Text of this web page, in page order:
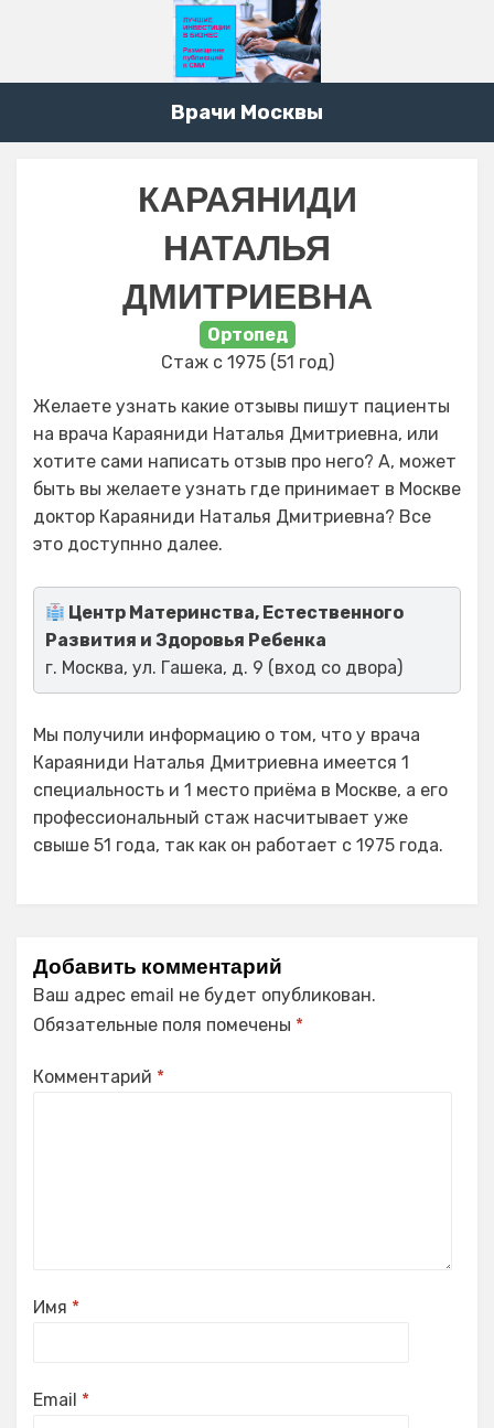
Врачи Москвы
КАРАЯНИДИ
НАТАЛЬЯ
ДМИТРИЕВНА
Ортопед
Стаж с 1975 (51 год)
Желаете узнать какие отзывы пишут пациенты
на врача Караяниди Наталья Дмитриевна, или
хотите сами написать отзыв про него? А, может
быть вы желаете узнать где принимает в Москве
доктор Караяниди Наталья Дмитриевна? Все
это доступнно далее.
Центр Материнства, Естественного
Развития и Здоровья Ребенка
г. Москва, ул. Гашека, д. 9 (вход со двора)
Мы получили информацию о том, что у врача
Караяниди Наталья Дмитриевна имеется 1
специальность и 1 место приёма в Москве, а его
профессиональный стаж насчитывает уже
свыше 51 года, так как он работает с 1975 года.
Добавить комментарий
Ваш адрес email не будет опубликован.
Обязательные поля помечены *
Комментарий *
Имя *
Email *